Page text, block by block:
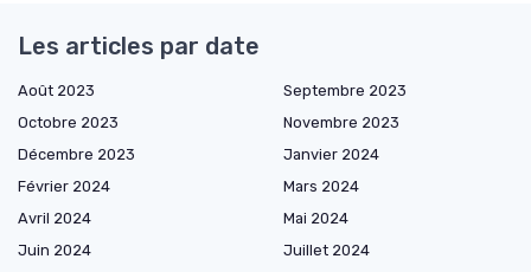
Les articles par date
Août 2023
Septembre 2023
Octobre 2023
Novembre 2023
Décembre 2023
Janvier 2024
Février 2024
Mars 2024
Avril 2024
Mai 2024
Juin 2024
Juillet 2024